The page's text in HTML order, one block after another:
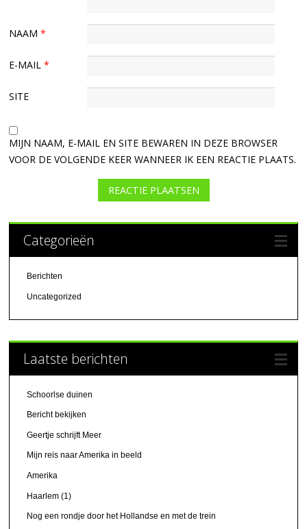
NAAM*
E-MAIL*
SITE
MIJN NAAM, E-MAIL EN SITE BEWAREN IN DEZE BROWSER
VOOR DE VOLGENDE KEER WANNEER IK EEN REACTIE PLAATS.
Categorieën
Berichten
Uncategorized
Laatste berichten
Schoorlse duinen
Bericht bekijken
Geertje schrijft Meer
Mijn reis naar Amerika in beeld
Amerika
Haarlem (1)
Nog een rondje door het Hollandse en met de trein